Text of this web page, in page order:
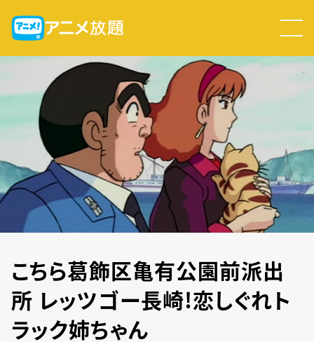
こちら葛飾区亀有公園前派出
所 レッツゴー長崎!恋しぐれト
ラック姉ちゃん